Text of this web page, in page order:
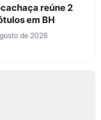
reúne 2
em BH
de 2026